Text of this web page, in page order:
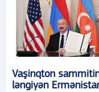
Vaşinqton
ləngiyən